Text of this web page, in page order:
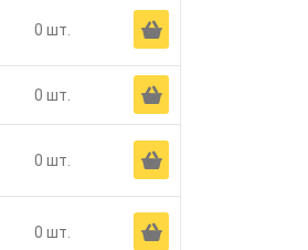
0 шт. Ä
0 шт. Ä
0 шт. Ä
0 шт. Ä